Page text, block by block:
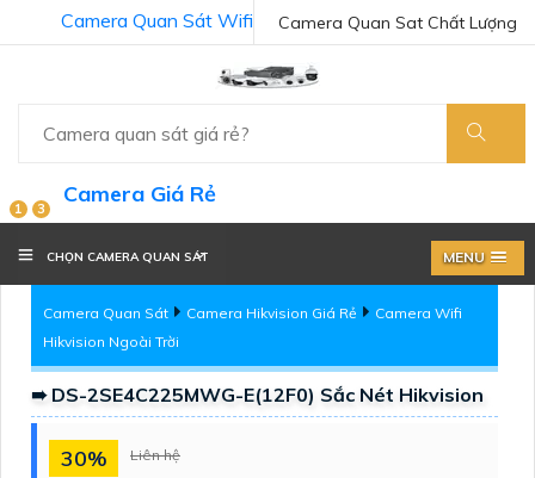
Camera Quan Sat Chất Lượng
Camera Quan Sát Wifi
1 3
Camera Giá Rẻ
CHỌN CAMERA QUAN SÁT MENU
Camera Quan Sát Camera Hikvision Giá Rẻ
Camera Wifi
Hikvision Ngoài Trời
➠ DS-2SE4C225MWG-E(12F0) Sắc Nét Hikvision
30% Liên hệ